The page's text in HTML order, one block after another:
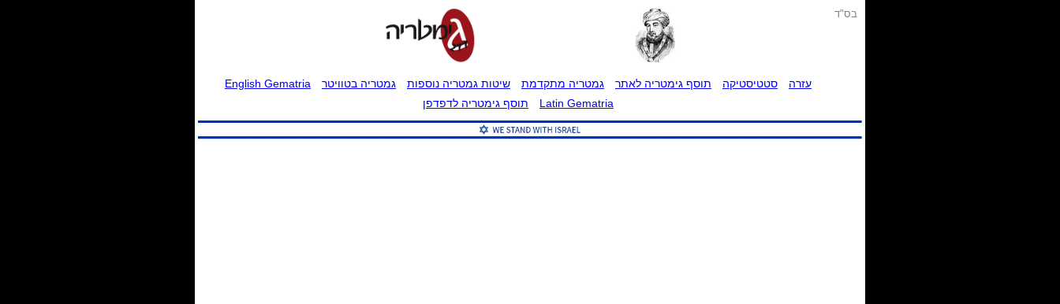
בס"ד
עזרה סטטיסטיקה תוסף גימטריה לאתר גמטריה מתקדמת שיטות גמטריה נוספות גמטריה בטוויטר
English Gematria
Latin Gematria
תוסף גימטריה לדפדפן